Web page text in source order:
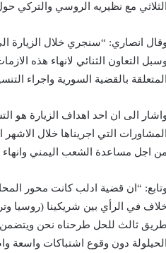
الثلاثي مع نظيريه الروسي والتركي
وقال انصاري: “سنجري خلال الزيارة
وسبل التعاون الثنائي لانهاء هذه
المتعلقة بالقضية السورية واجراء
واشار الى ان احد اهداف الزيارة هو
المشاورات التي اجريناها خلال
من اجل مساعدة الشعب اليمني وانهاء
وتابع: “ان قضية ادلب كانت محور
في الرأي بين شريكينا (روسيا
طريق ثالث للحل طرحناه نحن ويتضمن
الحيلولة دون وقوع اشتباكات واسعة